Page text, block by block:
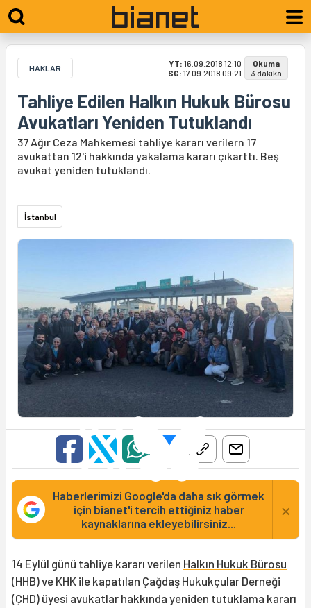
HAKLAR YT: 16.09.2018 12:10
SG: 17.09.2018 09:21
Okuma
3 dakika
Tahliye Edilen Halkın Hukuk Bürosu
Avukatları Yeniden Tutuklandı
37 Ağır Ceza Mahkemesi tahliye kararı verilern 17
avukattan 12'i hakkında yakalama kararı çıkarttı. Beş
avukat yeniden tutuklandı.
İstanbul
Haberlerimizi Google'da daha sık görmek
için bianet'i tercih ettiğiniz haber
kaynaklarına ekleyebilirsiniz...
×
14 Eylül günü tahliye kararı verilen Halkın Hukuk Bürosu
(HHB) ve KHK ile kapatılan Çağdaş Hukukçular Derneği
(ÇHD) üyesi avukatlar hakkında yeniden tutuklama kararı